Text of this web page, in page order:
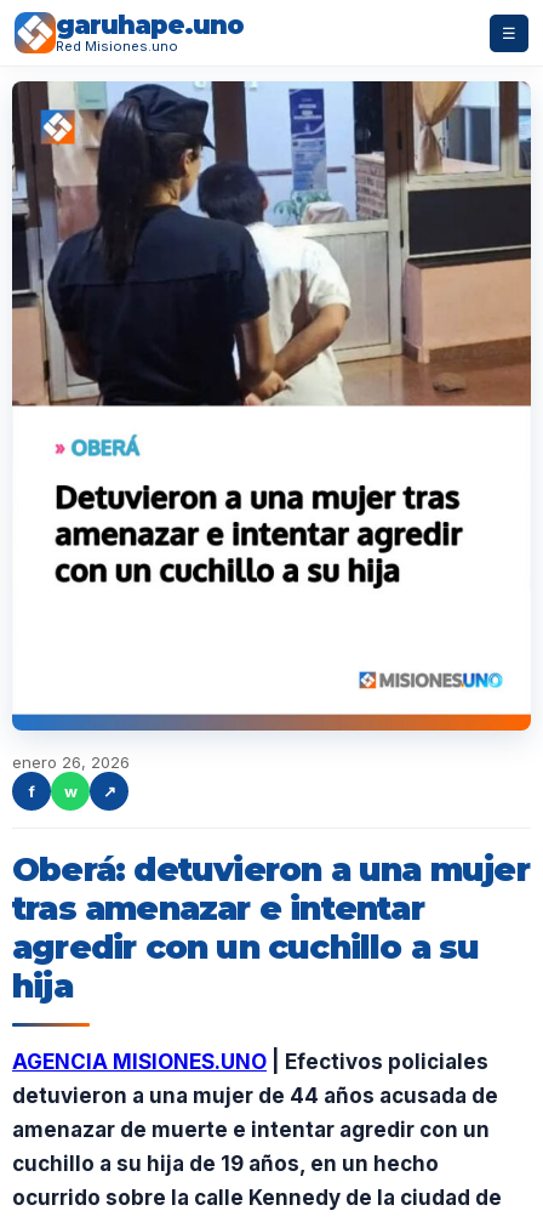
garuhape.uno
Red Misiones.uno
☰
enero 26, 2026
f
w ↗
Oberá: detuvieron a una mujer
tras amenazar e intentar
agredir con un cuchillo a su
hija
AGENCIA MISIONES.UNO | Efectivos policiales
detuvieron a una mujer de 44 años acusada de
amenazar de muerte e intentar agredir con un
cuchillo a su hija de 19 años, en un hecho
ocurrido sobre la calle Kennedy de la ciudad de